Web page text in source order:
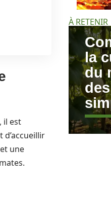
il est
une
À RETENIR
la
du